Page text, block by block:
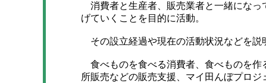
消費者と生産者、販売業者と一緒になっ
げていくことを目的に活動。
その設立経過や現在の活動状況などを説
食べものを食べる消費者、食べものを作
所販売などの販売支援、マイ田んぼプロ